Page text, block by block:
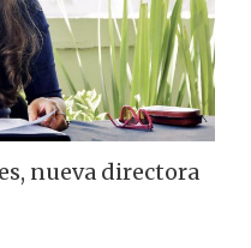
nueva directora